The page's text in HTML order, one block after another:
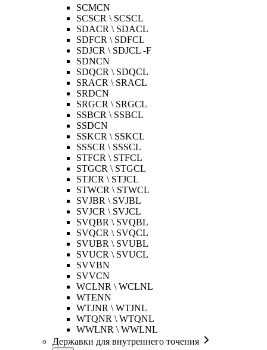
SCMCN
SCSCR \ SCSCL
SDACR \ SDACL
SDFCR \ SDFCL
SDJCR \ SDJCL -F
SDNCN
SDQCR \ SDQCL
SRACR \ SRACL
SRDCN
SRGCR \ SRGCL
SSBCR \ SSBCL
SSDCN
SSKCR \ SSKCL
SSSCR \ SSSCL
STFCR \ STFCL
STGCR \ STGCL
STJCR \ STJCL
STWCR \ STWCL
SVJBR \ SVJBL
SVJCR \ SVJCL
SVQBR \ SVQBL
SVQCR \ SVQCL
SVUBR \ SVUBL
SVUCR \ SVUCL
SVVBN
SVVCN
WCLNR \ WCLNL
WTENN
WTJNR \ WTJNL
WTQNR \ WTQNL
WWLNR \ WWLNL
Державки для внутреннего точения